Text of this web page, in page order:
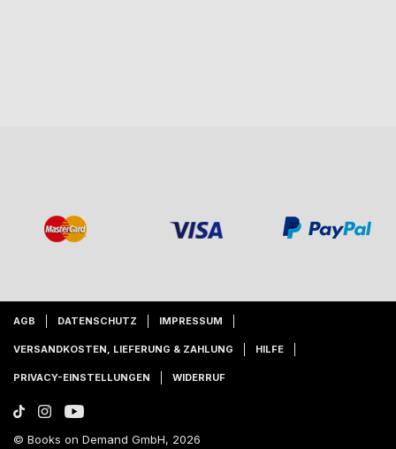
AGB DATENSCHUTZ IMPRESSUM
VERSANDKOSTEN, LIEFERUNG & ZAHLUNG HILFE
PRIVACY-EINSTELLUNGEN WIDERRUF
© Books on Demand GmbH, 2026